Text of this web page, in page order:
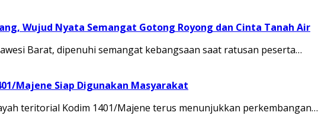
Wujud Nyata Semangat Gotong Royong dan Cinta Tanah Air
Barat, dipenuhi semangat kebangsaan saat ratusan peserta…
Majene Siap Digunakan Masyarakat
teritorial Kodim 1401/Majene terus menunjukkan perkembangan…